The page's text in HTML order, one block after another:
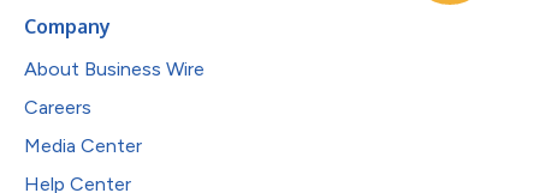
Company
About Business Wire
Careers
Media Center
Help Center